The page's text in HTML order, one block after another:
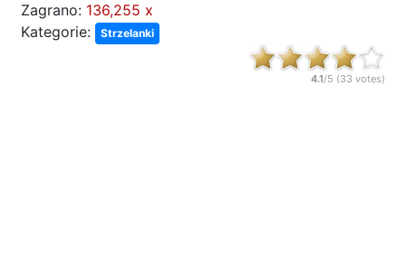
Zagrano: 136,255 x
Kategorie:
Strzelanki
4.1/5 (33 votes)